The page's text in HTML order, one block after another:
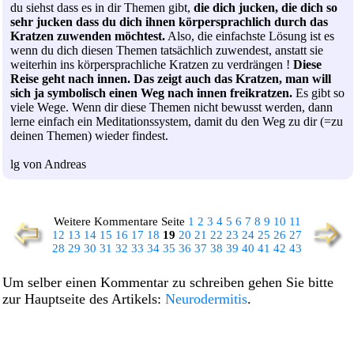
du siehst dass es in dir Themen gibt, die dich jucken, die dich so
sehr jucken dass du dich ihnen körpersprachlich durch das
Kratzen zuwenden möchtest.Also, die einfachste Lösung ist es
wenn du dich diesen Themen tatsächlich zuwendest, anstatt sie
weiterhin ins körpersprachliche Kratzen zu verdrängen ! Diese
Reise geht nach innen. Das zeigt auch das Kratzen, man will
sich ja symbolisch einen Weg nach innen freikratzen. Es gibt so
viele Wege. Wenn dir diese Themen nicht bewusst werden, dann
lerne einfach ein Meditationssystem, damit du den Weg zu dir (=zu
deinen Themen) wieder findest.
lg von Andreas
Weitere Kommentare Seite 1 2 3 4 5 6 7 8 9 10 11
12 13 14 15 16 17 18 19 20 21 22 23 24 25 26 27
28 29 30 31 32 33 34 35 36 37 38 39 40 41 42 43
Um selber einen Kommentar zu schreiben gehen Sie bitte
zur Hauptseite des Artikels: Neurodermitis.